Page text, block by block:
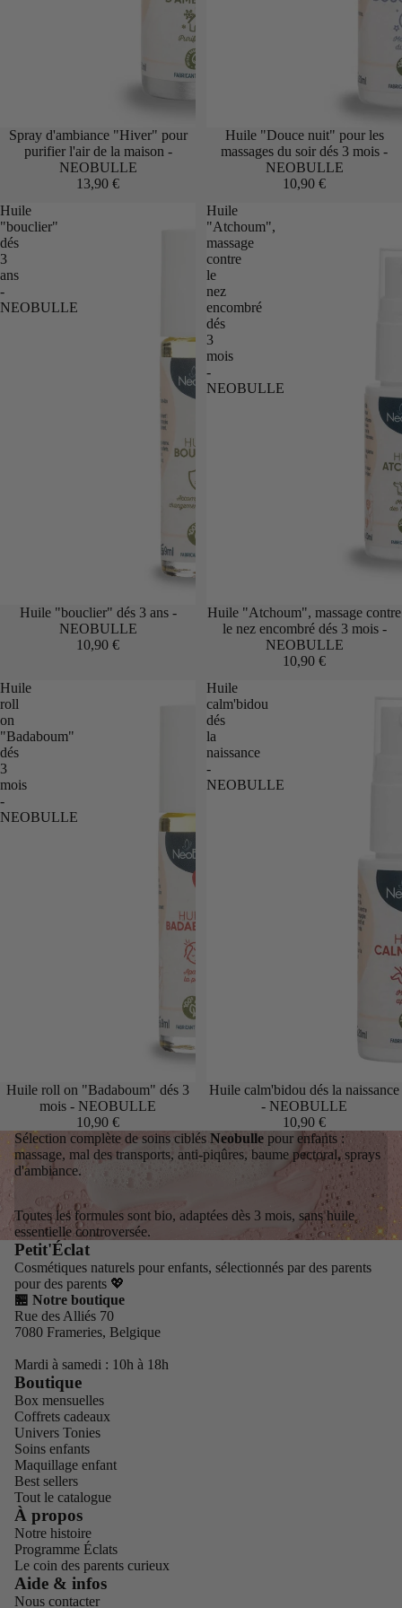
Spray d'ambiance "Hiver" pour
purifier l'air de la maison -
NEOBULLE
13,90 €
Huile "Douce nuit" pour les
massages du soir dés 3 mois -
NEOBULLE
10,90 €
Huile
"bouclier"
dés
3
ans
-
NEOBULLE
Huile "bouclier" dés 3 ans -
NEOBULLE
10,90 €
Huile
"Atchoum",
massage
contre
le
nez
encombré
dés
3
mois
-
NEOBULLE
Huile "Atchoum", massage contre
le nez encombré dés 3 mois -
NEOBULLE
10,90 €
Huile
roll
on
"Badaboum"
dés
3
mois
-
NEOBULLE
Huile roll on "Badaboum" dés 3
mois - NEOBULLE
10,90 €
Huile
calm'bidou
dés
la
naissance
-
NEOBULLE
Huile calm'bidou dés la naissance
- NEOBULLE
10,90 €
Sélection complète de soins ciblés Neobulle pour enfants :
massage, mal des transports, anti-piqûres, baume pectoral, sprays
d'ambiance.
Toutes les formules sont bio, adaptées dès 3 mois, sans huile
essentielle controversée.
Petit'Éclat
Cosmétiques naturels pour enfants, sélectionnés par des parents
pour des parents 💖
🏪 Notre boutique
Rue des Alliés 70
7080 Frameries, Belgique
Mardi à samedi : 10h à 18h
Boutique
Box mensuelles
Coffrets cadeaux
Univers Tonies
Soins enfants
Maquillage enfant
Best sellers
Tout le catalogue
À propos
Notre histoire
Programme Éclats
Le coin des parents curieux
Aide & infos
Nous contacter
Politique de confidentialité
Conditions d’utilisation